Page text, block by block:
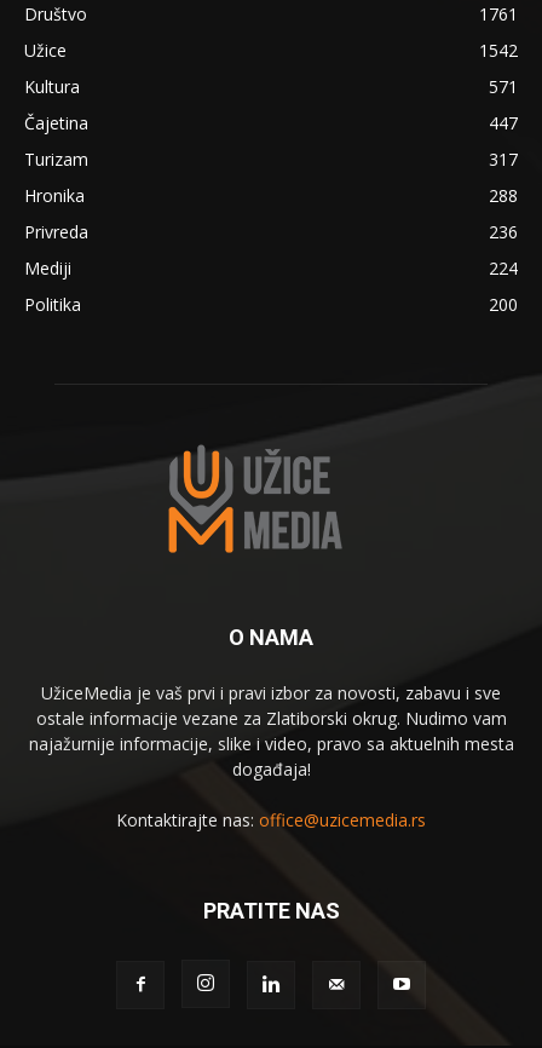
Društvo
1761
Užice
1542
Kultura
571
Čajetina
447
Turizam
317
Hronika
288
Privreda
236
Mediji
224
Politika
200
O NAMA
UžiceMedia je vaš prvi i pravi izbor za novosti, zabavu i sve
ostale informacije vezane za Zlatiborski okrug. Nudimo vam
najažurnije informacije, slike i video, pravo sa aktuelnih mesta
događaja!
Kontaktirajte nas: office@uzicemedia.rs
PRATITE NAS